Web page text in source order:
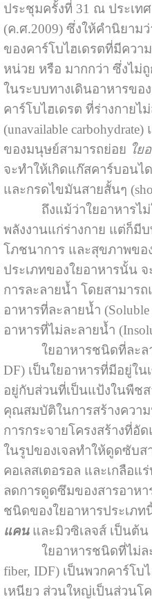
ประชุมครั้งที่ 31 ณ ประเท
(ค.ศ.2009) ซึ่งให้คำนิยาม
ของคาร์โบไฮเดรตที่มีควา
หน่วย หรือ มากกว่า ซึ่งไม่
ในระบบทางเดินอาหารขอ
คาร์โบไฮเดรต ที่ร่างกายไ
(unavailable
ของมนุษย์สามารถย่อย ใย
จะทำให้เกิดแก๊สคาร์บอนไ
และกรดไขมันสายสั้นๆ
ถึงแม้ว่าใยอาหารไม่ใ
พลังงานแก่ร่างกาย แต่ก็มี
โภชนาการ และสุขภาพข
ประเภทของใยอาหารนั้น
การละลายน้ำ โดยสามารถ
อาหารที่ละลายน้ำ
อาหารที่ไม่ละลายน้ำ
ใยอาหารชนิดที่ละลาย
DF) เป็นใยอาหารที่มีอยู่ใ
อยู่กับส่วนที่เป็นแป้งในพืช
คุณสมบัติในการสร้างควา
การกระจายโครงสร้างที่อั
ในรูปของเจลทำให้ดูดซับส
คอเลสเตอรอล และเกลือ
ลดการดูดซึมของสารอาหา
ชนิดของใยอาหารประเภ
แคนและมิวซิเลจส์ เป็นต้น
ใยอาหารชนิดที่ไม่ละล
fiber, IDF) เป็นพวกคาร์โ
เหนียว ส่วนใหญ่เป็นส่วนโ